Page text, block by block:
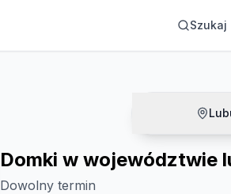
Szukaj
Domki w województwie
Dowolny termin